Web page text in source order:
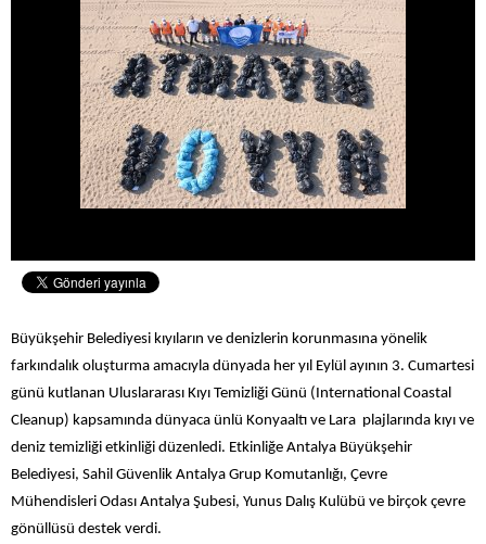
Büyükşehir Belediyesi kıyıların ve denizlerin korunmasına yönelik
farkındalık oluşturma amacıyla dünyada her yıl Eylül ayının 3. Cumartesi
günü kutlanan Uluslararası Kıyı Temizliği Günü (International Coastal
Cleanup) kapsamında dünyaca ünlü Konyaaltı ve Lara plajlarında kıyı ve
deniz temizliği etkinliği düzenledi. Etkinliğe Antalya Büyükşehir
Belediyesi, Sahil Güvenlik Antalya Grup Komutanlığı, Çevre
Mühendisleri Odası Antalya Şubesi, Yunus Dalış Kulübü ve birçok çevre
gönüllüsü destek verdi.